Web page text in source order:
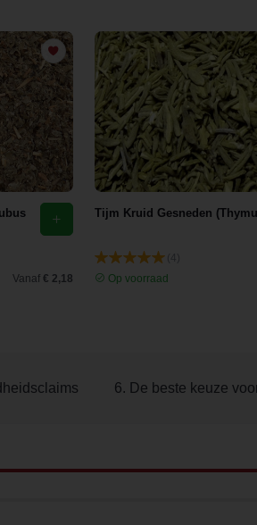
Vanaf € 2,18
Tijm Kruid Gesneden
Op voorraad
6. De beste keuze